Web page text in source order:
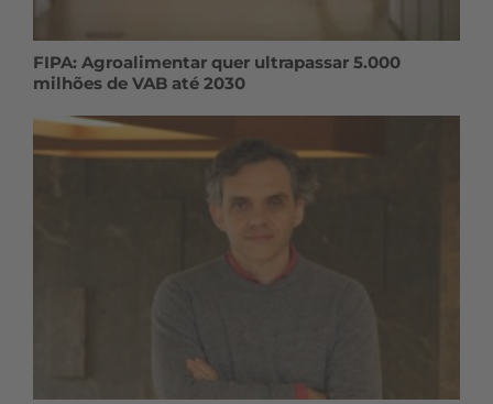
FIPA: Agroalimentar quer ultrapassar 5.000
milhões de VAB até 2030